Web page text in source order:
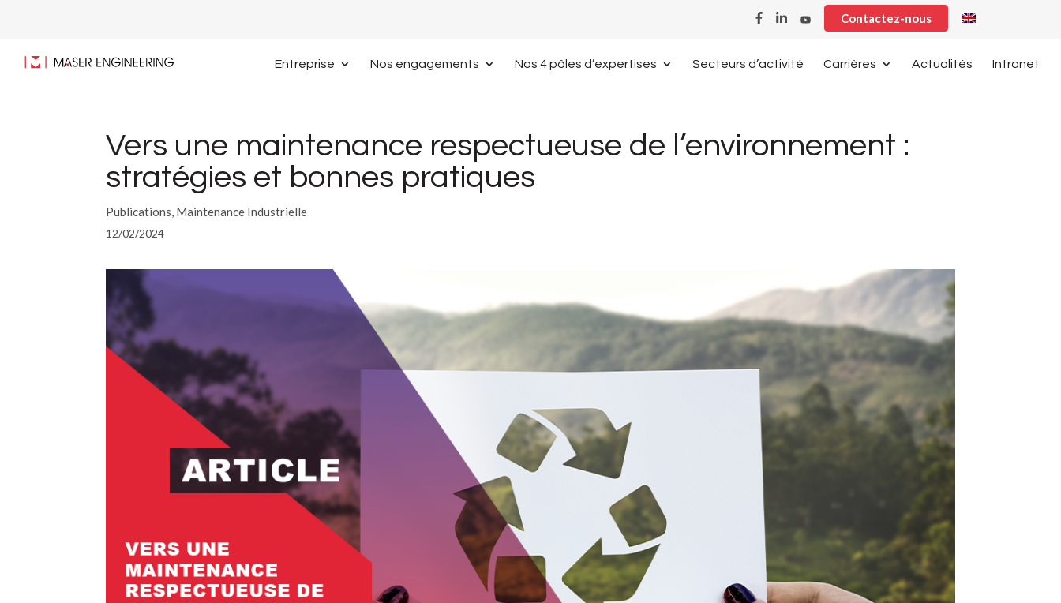
Contactez-nous
Entreprise Nos engagements Nos 4 pôles d’expertises Secteurs d’activité Carrières Actualités Intranet
Vers une maintenance respectueuse de l’environnement :
stratégies et bonnes pratiques
Publications, Maintenance Industrielle
12/02/2024